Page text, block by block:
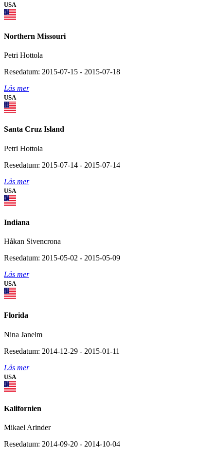
USA
Northern Missouri
Petri Hottola
Resedatum: 2015-07-15 - 2015-07-18
Läs mer
USA
Santa Cruz Island
Petri Hottola
Resedatum: 2015-07-14 - 2015-07-14
Läs mer
USA
Indiana
Håkan Sivencrona
Resedatum: 2015-05-02 - 2015-05-09
Läs mer
USA
Florida
Nina Janelm
Resedatum: 2014-12-29 - 2015-01-11
Läs mer
USA
Kalifornien
Mikael Arinder
Resedatum: 2014-09-20 - 2014-10-04